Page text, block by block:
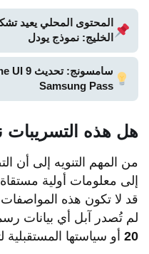
المحتوى المحلي يعيد
الخليج: نموذج يودل
Samsung Pass
هل هذه التسريبات
من المهم التنويه إلى أن
إلى معلومات أولية
قد لا تكون هذه
لم تُصدر آبل أي بيانات
20 أو سياستها المستقبلية